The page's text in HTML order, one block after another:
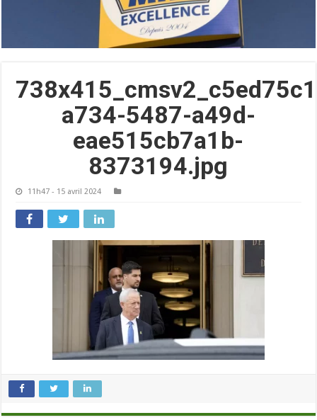
a734-5487-a49d-
eae515cb7a1b-
8373194.jpg
11h47 - 15 avril 2024